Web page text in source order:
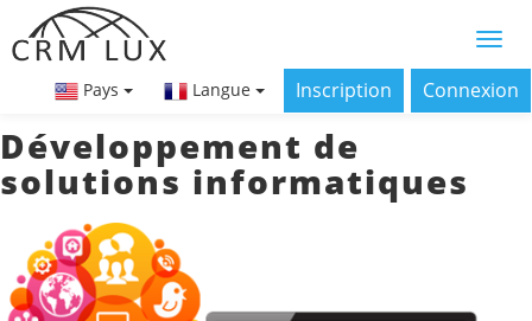
Pays Langue Inscription Connexion
Développement de
solutions informatiques